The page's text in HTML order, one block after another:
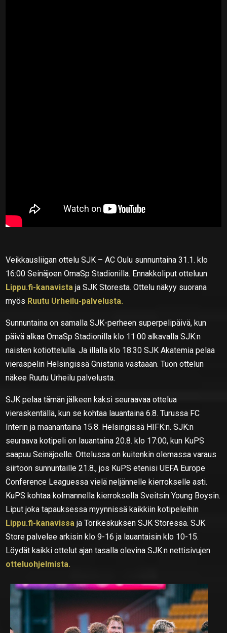
Veikkausliigan ottelu SJK – AC Oulu sunnuntaina 31.1. klo
16:00 Seinäjoen OmaSp Stadionilla. Ennakkoliput otteluun
Lippu.fi-kanavista ja SJK Storesta. Ottelu näkyy suorana
myös Ruutu Urheilu-palvelusta.
Sunnuntaina on samalla SJK-perheen superpelipäivä, kun
päivä alkaa OmaSp Stadionilla klo 11:00 alkavalla SJK:n
naisten kotiottelulla. Ja illalla klo 18:30 SJK Akatemia pelaa
vieraspelin Helsingissä Gnistania vastaaan. Tuon ottelun
näkee Ruutu Urheilu palvelusta.
SJK pelaa tämän jälkeen kaksi seuraavaa ottelua
vieraskentällä, kun se kohtaa lauantaina 6.8. Turussa FC
Interin ja maanantaina 15.8. Helsingissä HIFK:n. SJK:n
seuraava kotipeli on lauantaina 20.8. klo 17:00, kun KuPS
saapuu Seinäjoelle. Ottelussa on kuitenkin olemassa varaus
siirtoon sunnuntaille 21.8., jos KuPS etenisi UEFA Europe
Conference Leaguessa vielä neljännelle kierrokselle asti.
KuPS kohtaa kolmannella kierroksella Sveitsin Young Boysin.
Liput joka tapauksessa myynnissä kaikkiin kotipeleihin
Lippu.fi-kanavissa ja Torikeskuksen SJK Storessa. SJK
Store palvelee arkisin klo 9-16 ja lauantaisin klo 10-15.
Löydät kaikki ottelut ajan tasalla olevina SJK:n nettisivujen
otteluohjelmista.